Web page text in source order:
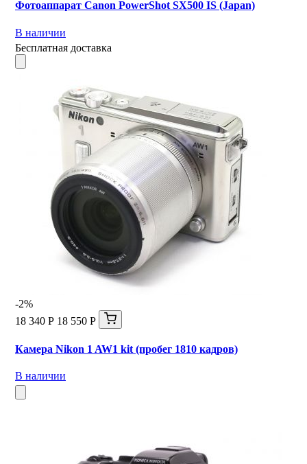
Фотоаппарат Canon PowerShot SX500 IS (Japan)
В наличии
Бесплатная доставка
-2%
18 340 Р 18 550 Р
Камера Nikon 1 AW1 kit (пробег 1810 кадров)
В наличии